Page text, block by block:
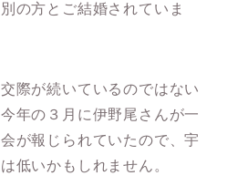
の方とご結婚されていま
際が続いているのではない
年の３月に伊野尾さんが一
が報じられていたので、宇
低いかもしれません。